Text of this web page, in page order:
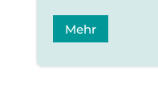
Mehr